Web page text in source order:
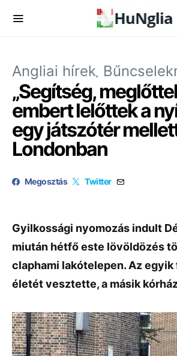
Angliai hírek
„Segítség,
embert lelőttek a
egy játszótér
Londonban
Megosztás Twitter
Gyilkossági nyomozás indult
miután hétfő este lövöldözés
claphami lakótelepen. Az
életét vesztette, a másik